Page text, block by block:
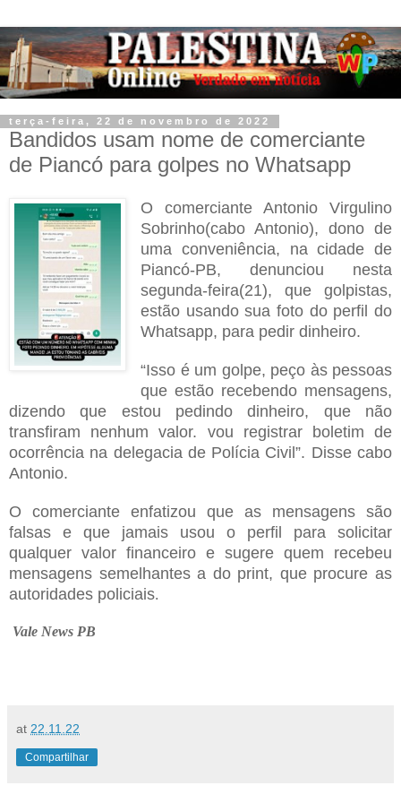
terça-feira, 22 de novembro de 2022
Bandidos usam nome de comerciante
de Piancó para golpes no Whatsapp
O comerciante Antonio Virgulino
Sobrinho(cabo Antonio), dono de
uma conveniência, na cidade de
Piancó-PB, denunciou nesta
segunda-feira(21), que golpistas,
estão usando sua foto do perfil do
Whatsapp, para pedir dinheiro.
“Isso é um golpe, peço às pessoas
que estão recebendo mensagens,
dizendo que estou pedindo dinheiro, que não
transfiram nenhum valor. vou registrar boletim de
ocorrência na delegacia de Polícia Civil”. Disse cabo
Antonio.
O comerciante enfatizou que as mensagens são
falsas e que jamais usou o perfil para solicitar
qualquer valor financeiro e sugere quem recebeu
mensagens semelhantes a do print, que procure as
autoridades policiais.
Vale News PB
at 22.11.22
Compartilhar